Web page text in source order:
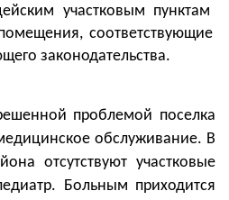
м участковым пунктам
соответствующие
законодательства.
проблемой поселка
обслуживание. В
отсутствуют участковые
Больным приходится